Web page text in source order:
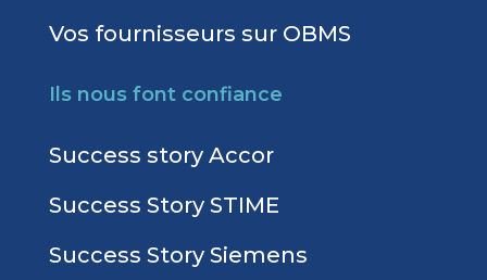
Vos fournisseurs sur OBMS
Ils nous font confiance
Success story Accor
Success Story STIME
Success Story Siemens